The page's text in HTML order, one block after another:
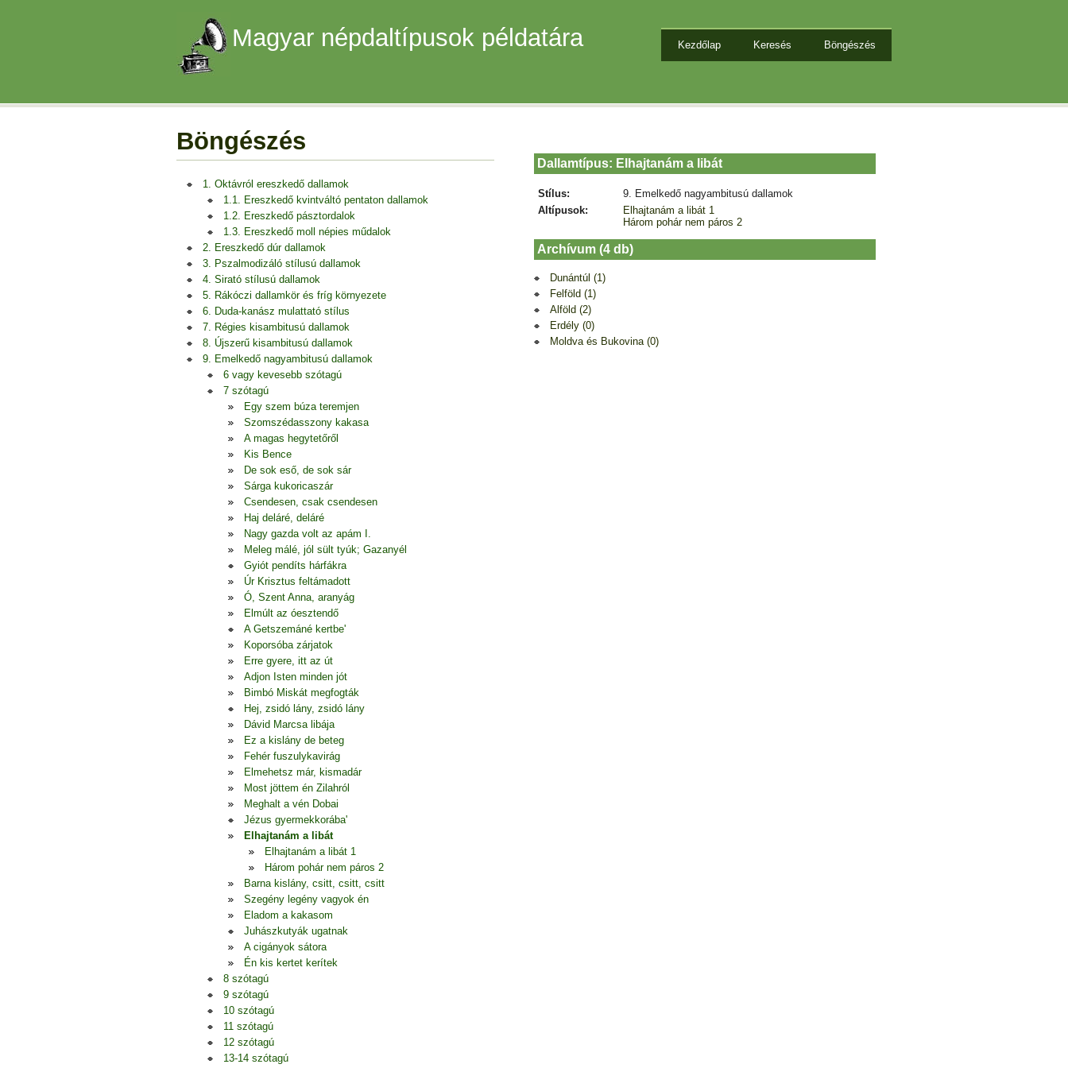
Magyar népdaltípusok példatára Kezdőlap Keresés Böngészés
Böngészés
1. Oktávról ereszkedő dallamok
1.1. Ereszkedő kvintváltó pentaton dallamok
1.2. Ereszkedő pásztordalok
1.3. Ereszkedő moll népies műdalok
2. Ereszkedő dúr dallamok
3. Pszalmodizáló stílusú dallamok
4. Sirató stílusú dallamok
5. Rákóczi dallamkör és fríg környezete
6. Duda-kanász mulattató stílus
7. Régies kisambitusú dallamok
8. Újszerű kisambitusú dallamok
9. Emelkedő nagyambitusú dallamok
6 vagy kevesebb szótagú
7 szótagú
Egy szem búza teremjen
Szomszédasszony kakasa
A magas hegytetőről
Kis Bence
De sok eső, de sok sár
Sárga kukoricaszár
Csendesen, csak csendesen
Haj deláré, deláré
Nagy gazda volt az apám I.
Meleg málé, jól sült tyúk; Gazanyél
Gyiót pendíts hárfákra
Úr Krisztus feltámadott
Ó, Szent Anna, aranyág
Elmúlt az óesztendő
A Getszemáné kertbe'
Koporsóba zárjatok
Erre gyere, itt az út
Adjon Isten minden jót
Bimbó Miskát megfogták
Hej, zsidó lány, zsidó lány
Dávid Marcsa libája
Ez a kislány de beteg
Fehér fuszulykavirág
Elmehetsz már, kismadár
Most jöttem én Zilahról
Meghalt a vén Dobai
Jézus gyermekkorába'
Elhajtanám a libát
Elhajtanám a libát 1
Három pohár nem páros 2
Barna kislány, csitt, csitt, csitt
Szegény legény vagyok én
Eladom a kakasom
Juhászkutyák ugatnak
A cigányok sátora
Én kis kertet kerítek
8 szótagú
9 szótagú
10 szótagú
11 szótagú
12 szótagú
13-14 szótagú
Dallamtípus: Elhajtanám a libát
Stílus:
9. Emelkedő nagyambitusú dallamok
Altípusok:
Elhajtanám a libát 1
Három pohár nem páros 2
Archívum (4 db)
Dunántúl (1)
Felföld (1)
Alföld (2)
Erdély (0)
Moldva és Bukovina (0)